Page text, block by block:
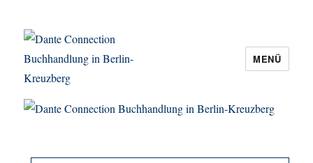
Dante Connection Buchhandlung in
MENÜ